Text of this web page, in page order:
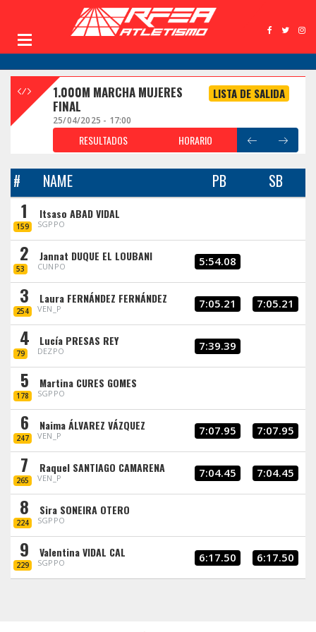
1.000M MARCHA MUJERES
FINAL
LISTA DE SALIDA
25/04/2025 - 17:00
RESULTADOS HORARIO
# NAME PB SB
1
159
Itsaso ABAD VIDAL
SGPPO
2
53
Jannat DUQUE EL LOUBANI
CUNPO 5:54.08
3
254
Laura FERNÁNDEZ FERNÁNDEZ
VEN_P 7:05.21 7:05.21
4
79
Lucía PRESAS REY
DEZPO 7:39.39
5
178
Martina CURES GOMES
SGPPO
6
247
Naima ÁLVAREZ VÁZQUEZ
VEN_P 7:07.95 7:07.95
7
265
Raquel SANTIAGO CAMARENA
VEN_P 7:04.45 7:04.45
8
224
Sira SONEIRA OTERO
SGPPO
9
229
Valentina VIDAL CAL
SGPPO 6:17.50 6:17.50